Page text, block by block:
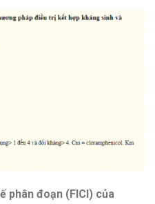
phân đoạn (FICI) của